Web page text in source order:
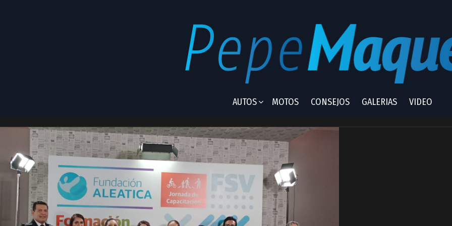
AUTOS MOTOS CONSEJOS GALERIAS VIDEO
Infraestructura
segura
Latest
stories